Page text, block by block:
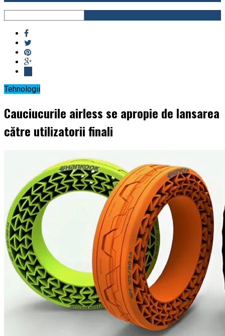
Tehnologii
Cauciucurile airless se apropie de lansarea
către utilizatorii finali